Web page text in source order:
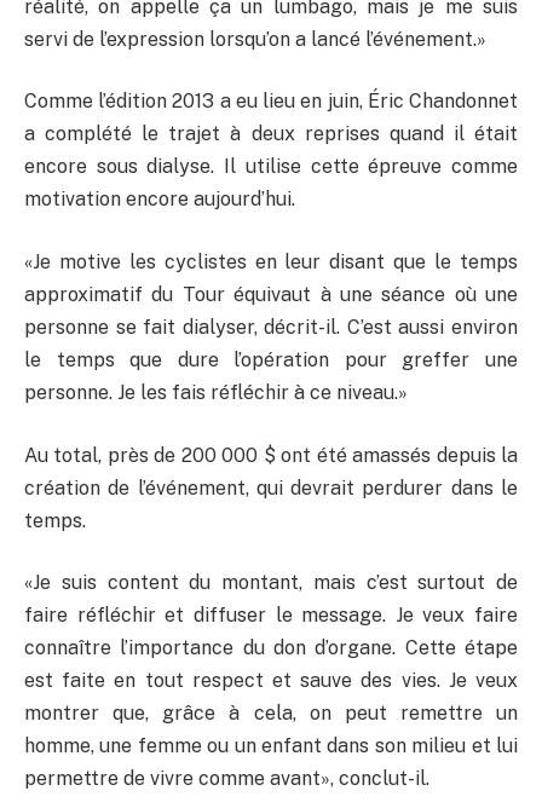
réalité, on appelle ça un lumbago, mais je me suis
servi de l’expression lorsqu’on a lancé l’événement.»
Comme l’édition 2013 a eu lieu en juin, Éric Chandonnet
a complété le trajet à deux reprises quand il était
encore sous dialyse. Il utilise cette épreuve comme
motivation encore aujourd’hui.
«Je motive les cyclistes en leur disant que le temps
approximatif du Tour équivaut à une séance où une
personne se fait dialyser, décrit-il. C’est aussi environ
le temps que dure l’opération pour greffer une
personne. Je les fais réfléchir à ce niveau.»
Au total, près de 200 000 $ ont été amassés depuis la
création de l’événement, qui devrait perdurer dans le
temps.
«Je suis content du montant, mais c’est surtout de
faire réfléchir et diffuser le message. Je veux faire
connaître l’importance du don d’organe. Cette étape
est faite en tout respect et sauve des vies. Je veux
montrer que, grâce à cela, on peut remettre un
homme, une femme ou un enfant dans son milieu et lui
permettre de vivre comme avant», conclut-il.